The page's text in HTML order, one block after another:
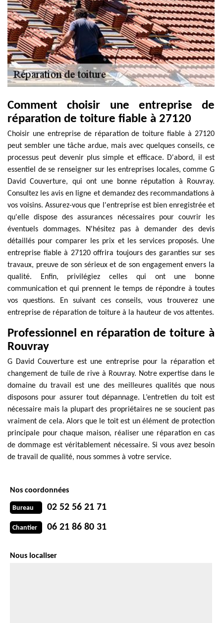
Comment choisir une entreprise de
réparation de toiture fiable à 27120
Choisir une entreprise de réparation de toiture fiable à 27120
peut sembler une tâche ardue, mais avec quelques conseils, ce
processus peut devenir plus simple et efficace. D'abord, il est
essentiel de se renseigner sur les entreprises locales, comme G
David Couverture, qui ont une bonne réputation à Rouvray.
Consultez les avis en ligne et demandez des recommandations à
vos voisins. Assurez-vous que l'entreprise est bien enregistrée et
qu'elle dispose des assurances nécessaires pour couvrir les
éventuels dommages. N'hésitez pas à demander des devis
détaillés pour comparer les prix et les services proposés. Une
entreprise fiable à 27120 offrira toujours des garanties sur ses
travaux, preuve de son sérieux et de son engagement envers la
qualité. Enfin, privilégiez celles qui ont une bonne
communication et qui prennent le temps de répondre à toutes
vos questions. En suivant ces conseils, vous trouverez une
entreprise de réparation de toiture à la hauteur de vos attentes.
Professionnel en réparation de toiture à
Rouvray
G David Couverture est une entreprise pour la réparation et
changement de tuile de rive à Rouvray. Notre expertise dans le
domaine du travail est une des meilleures qualités que nous
disposons pour assurer tout dépannage. L’entretien du toit est
nécessaire mais la plupart des propriétaires ne se soucient pas
vraiment de cela. Alors que le toit est un élément de protection
principale pour chaque maison, réaliser une réparation en cas
de dommage est véritablement nécessaire. Si vous avez besoin
de travail de qualité, nous sommes à votre service.
Nos coordonnées
Bureau 02 52 56 21 71
Chantier 06 21 86 80 31
Nous localiser